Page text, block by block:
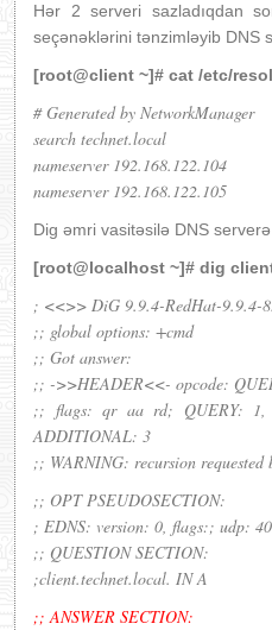
Hər 2 serveri sazladıqdan
seçənəklərini tənzimləyib DNS
[root@client ~]# cat /etc/
# Generated by NetworkManager
search technet.local
nameserver 192.168.122.104
nameserver 192.168.122.105
Dig əmri vasitəsilə DNS
[root@localhost ~]# dig
; <<>> DiG 9.9.4-RedHat-9.9.4-
;; global options: +cmd
;; Got answer:
;; ->>HEADER<<- opcode:
;; flags: qr aa rd; QUERY: 1,
ADDITIONAL: 3
;; WARNING: recursion
;; OPT PSEUDOSECTION:
; EDNS: version: 0, flags:; udp:
;; QUESTION SECTION:
;client.technet.local. IN A
;; ANSWER SECTION: